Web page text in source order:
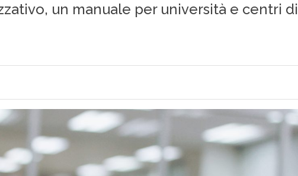
un manuale per università e centri di